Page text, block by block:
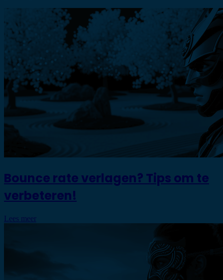
Bounce rate verlagen? Tips om te
verbeteren!
Lees meer